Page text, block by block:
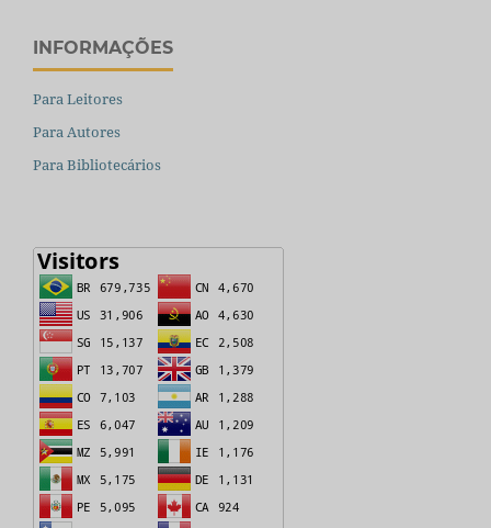
INFORMAÇÕES
Para Leitores
Para Autores
Para Bibliotecários